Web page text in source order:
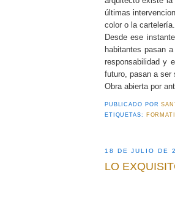
últimas
color o la
Desde ese
habitantes pasan
responsabilidad y
futuro, pasan a ser
Obra abierta por
PUBLICADO POR
ETIQUETAS:
18 DE JULIO DE
LO